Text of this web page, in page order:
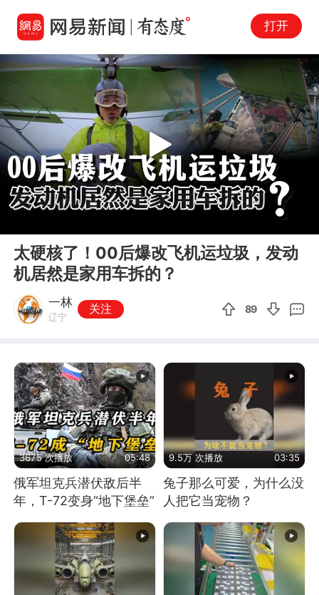
打开
Play
太硬核了！00后爆改飞机运垃圾，发动
机居然是家用车拆的？
一林
辽宁
关注 89
3675 次播放 05:48
俄军坦克兵潜伏敌后半
年，T-72变身“地下堡垒”
9.5万 次播放 03:35
兔子那么可爱，为什么没
人把它当宠物？